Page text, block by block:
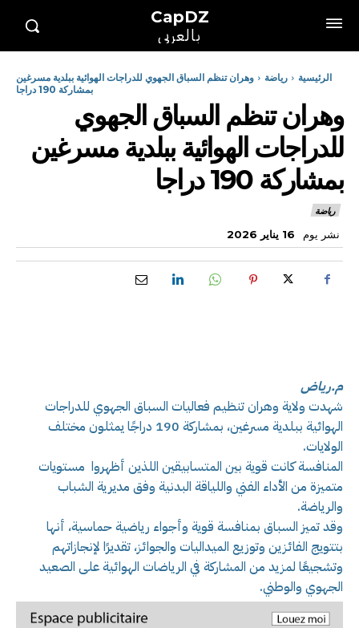
CapDZ
بالعربي
الرئيسية رياضة
وهران تنظم السباق الجهوي للدراجات الهوائية ببلدية مسرغين
بمشاركة 190 دراجا
وهران تنظم السباق الجهوي
للدراجات الهوائية ببلدية مسرغين
بمشاركة 190 دراجا
رياضة
نشر يوم 16 يناير 2026
م.رياض
شهدت ولاية وهران تنظيم فعاليات السباق الجهوي للدراجات
الهوائية ببلدية مسرغين، بمشاركة 190 دراجًا يمثلون مختلف
الولايات.
المنافسة كانت قوية بين المتسابيقين اللذين أظهروا مستويات
متميزة من الأداء الفني واللياقة البدنية وفق مديرية الشباب
والرياضة.
وقد تميز السباق بمنافسة قوية وأجواء رياضية حماسية، أنها
بتتويج الفائزين وتوزيع الميداليات والجوائز، تقديرًا لإنجازاتهم
وتشجيعًا لمزيد من المشاركة في الرياضات الهوائية على الصعيد
الجهوي والوطني.